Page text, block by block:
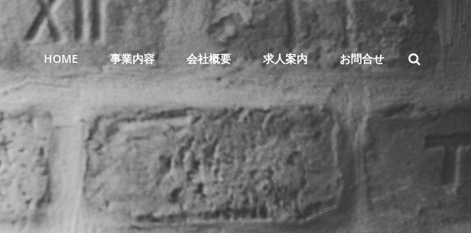
HOME 事業内容 会社概要 求人案内 お問合せ